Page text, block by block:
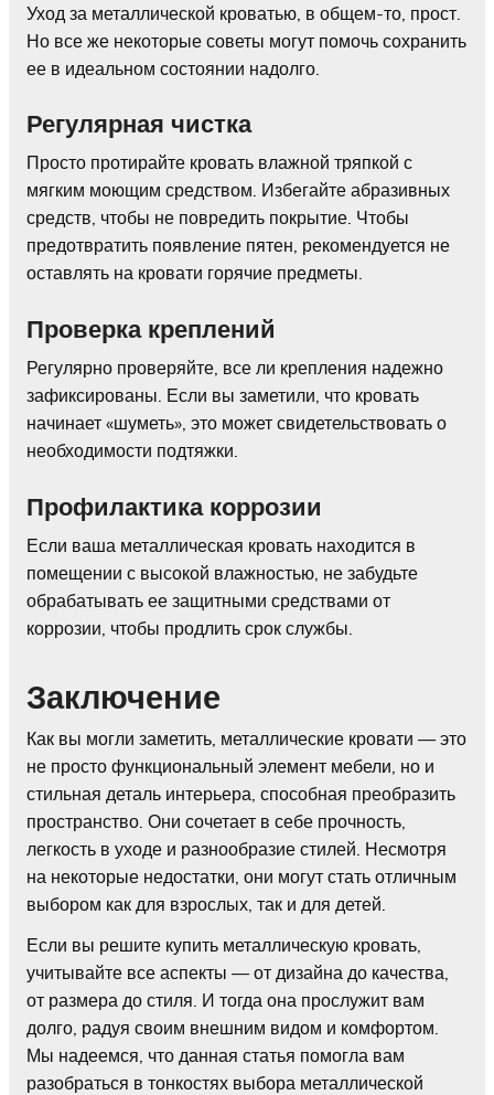
Уход за металлической кроватью, в общем-то, прост.
Но все же некоторые советы могут помочь сохранить
ее в идеальном состоянии надолго.
Регулярная чистка
Просто протирайте кровать влажной тряпкой с
мягким моющим средством. Избегайте абразивных
средств, чтобы не повредить покрытие. Чтобы
предотвратить появление пятен, рекомендуется не
оставлять на кровати горячие предметы.
Проверка креплений
Регулярно проверяйте, все ли крепления надежно
зафиксированы. Если вы заметили, что кровать
начинает «шуметь», это может свидетельствовать о
необходимости подтяжки.
Профилактика коррозии
Если ваша металлическая кровать находится в
помещении с высокой влажностью, не забудьте
обрабатывать ее защитными средствами от
коррозии, чтобы продлить срок службы.
Заключение
Как вы могли заметить, металлические кровати — это
не просто функциональный элемент мебели, но и
стильная деталь интерьера, способная преобразить
пространство. Они сочетает в себе прочность,
легкость в уходе и разнообразие стилей. Несмотря
на некоторые недостатки, они могут стать отличным
выбором как для взрослых, так и для детей.
Если вы решите купить металлическую кровать,
учитывайте все аспекты — от дизайна до качества,
от размера до стиля. И тогда она прослужит вам
долго, радуя своим внешним видом и комфортом.
Мы надеемся, что данная статья помогла вам
разобраться в тонкостях выбора металлической